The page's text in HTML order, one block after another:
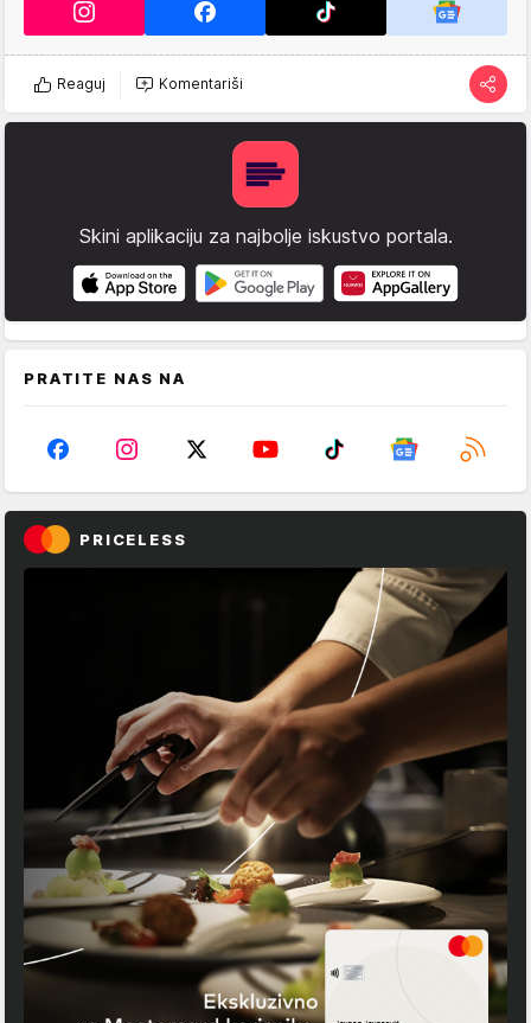
Reaguj Komentariši
Skini aplikaciju za najbolje iskustvo portala.
PRATITE NAS NA
PRICELESS